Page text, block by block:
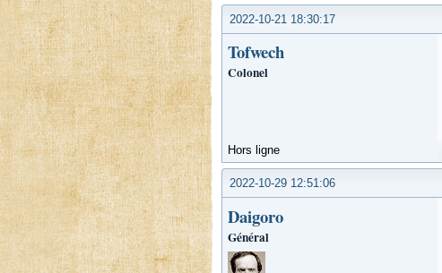
2022-10-21 18:30:17
Tofwech
Colonel
Hors ligne
2022-10-29 12:51:06
Daigoro
Général